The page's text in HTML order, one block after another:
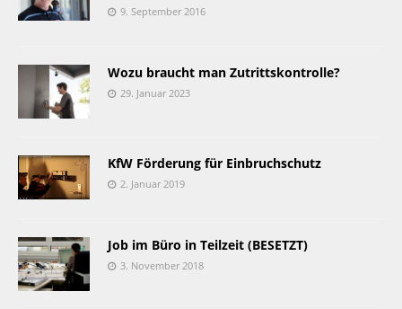
9. September 2016
Wozu braucht man Zutrittskontrolle?
29. Januar 2023
KfW Förderung für Einbruchschutz
2. Januar 2019
Job im Büro in Teilzeit (BESETZT)
3. November 2018